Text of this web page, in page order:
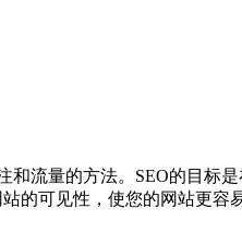
流量的方法。SEO的目标
的可见性，使您的网站更容